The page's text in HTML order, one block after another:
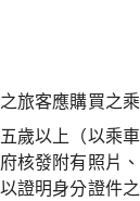
旅客應購買之
歲以上（以乘
核發附有照片
證明身分證件